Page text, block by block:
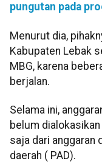
pungutan pada
Menurut dia,
Kabupaten Lebak
MBG, karena
berjalan.
Selama ini,
belum
saja dari anggaran
daerah ( PAD).